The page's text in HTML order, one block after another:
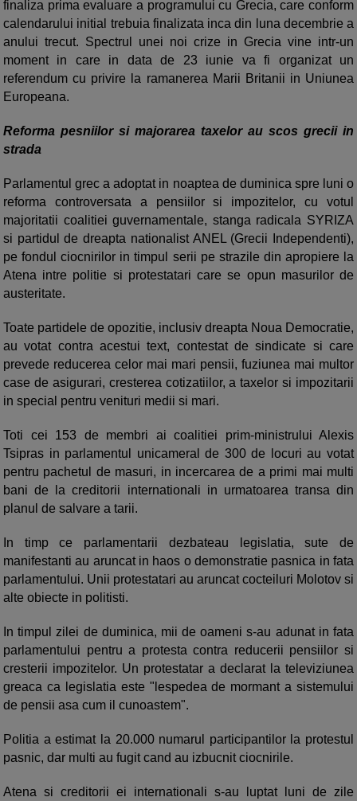
finaliza prima evaluare a programului cu Grecia, care conform
calendarului initial trebuia finalizata inca din luna decembrie a
anului trecut. Spectrul unei noi crize in Grecia vine intr-un
moment in care in data de 23 iunie va fi organizat un
referendum cu privire la ramanerea Marii Britanii in Uniunea
Europeana.
Reforma pesniilor si majorarea taxelor au scos grecii in
strada
Parlamentul grec a adoptat in noaptea de duminica spre luni o
reforma controversata a pensiilor si impozitelor, cu votul
majoritatii coalitiei guvernamentale, stanga radicala SYRIZA
si partidul de dreapta nationalist ANEL (Grecii Independenti),
pe fondul ciocnirilor in timpul serii pe strazile din apropiere la
Atena intre politie si protestatari care se opun masurilor de
austeritate.
Toate partidele de opozitie, inclusiv dreapta Noua Democratie,
au votat contra acestui text, contestat de sindicate si care
prevede reducerea celor mai mari pensii, fuziunea mai multor
case de asigurari, cresterea cotizatiilor, a taxelor si impozitarii
in special pentru venituri medii si mari.
Toti cei 153 de membri ai coalitiei prim-ministrului Alexis
Tsipras in parlamentul unicameral de 300 de locuri au votat
pentru pachetul de masuri, in incercarea de a primi mai multi
bani de la creditorii internationali in urmatoarea transa din
planul de salvare a tarii.
In timp ce parlamentarii dezbateau legislatia, sute de
manifestanti au aruncat in haos o demonstratie pasnica in fata
parlamentului. Unii protestatari au aruncat cocteiluri Molotov si
alte obiecte in politisti.
In timpul zilei de duminica, mii de oameni s-au adunat in fata
parlamentului pentru a protesta contra reducerii pensiilor si
cresterii impozitelor. Un protestatar a declarat la televiziunea
greaca ca legislatia este "lespedea de mormant a sistemului
de pensii asa cum il cunoastem".
Politia a estimat la 20.000 numarul participantilor la protestul
pasnic, dar multi au fugit cand au izbucnit ciocnirile.
Atena si creditorii ei internationali s-au luptat luni de zile